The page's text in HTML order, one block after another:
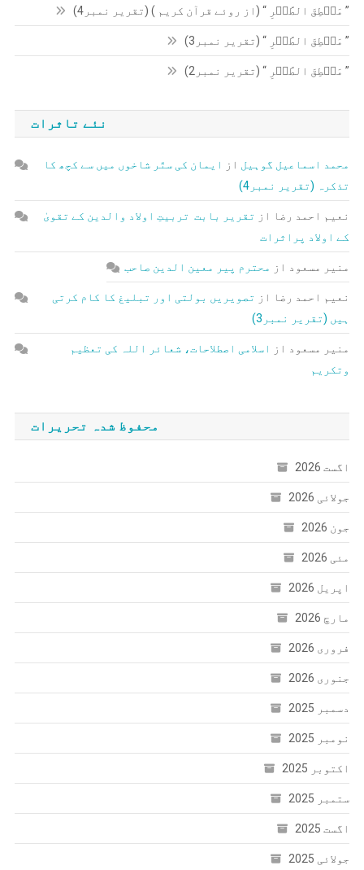
” مَنۡطِقَ الطَّیۡرِ “ (از روئے قرآن کریم ) (تقریر نمبر4)
” مَنۡطِقَ الطَّیۡرِ “ (تقریر نمبر3)
” مَنۡطِقَ الطَّیۡرِ “ (تقریر نمبر2)
نئے تاثرات
محمد اسماعیل گوہیل از
ایمان کی ستّر شاخوں میں سے کچھ کا
تذکرہ (تقریر نمبر4)
نعیم احمد رضا از تقریر بابت تربیتِ اولاد والدین کے تقویٰ
کے اولاد پراثرات
منیر مسعود از محترم پیر معین الدین صاحب
نعیم احمد رضا از تصویریں بولتی اور تبلیغ کا کام کرتی
ہیں (تقریر نمبر3)
منیر مسعود از
اسلامی اصطلاحات، شعائر اللہ کی تعظیم
وتکریم
محفوظ شدہ تحریرات
اگست 2026
جولائی 2026
جون 2026
مئی 2026
اپریل 2026
مارچ 2026
فروری 2026
جنوری 2026
دسمبر 2025
نومبر 2025
اکتوبر 2025
ستمبر 2025
اگست 2025
جولائی 2025